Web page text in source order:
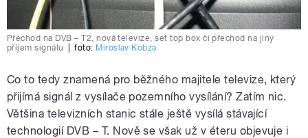
Přechod na DVB – T2, nová televize, set top box či přechod na jiný
příjem signálu
foto: Miroslav Kobza
Co to tedy znamená pro běžného majitele televize, který
přijímá signál z vysílače pozemního vysílání? Zatím nic.
Většina televizních stanic stále ještě vysílá stávající
technologií DVB – T. Nově se však už v éteru objevuje i